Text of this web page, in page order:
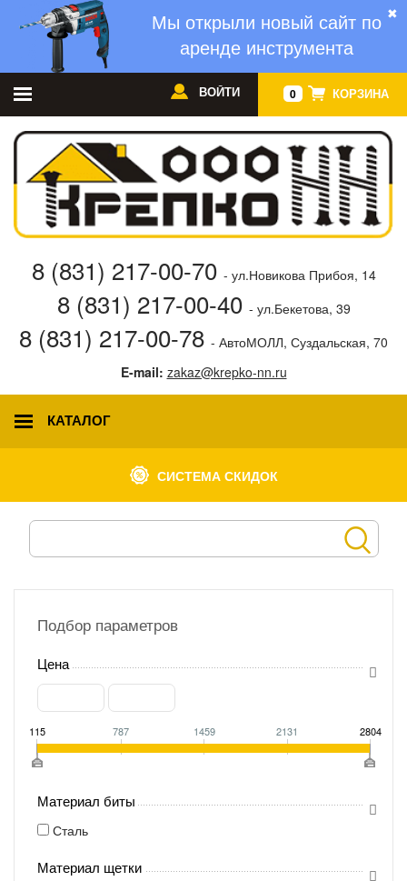
✖
Мы открыли новый сайт по
аренде инструмента
0 КОРЗИНА
ВОЙТИ
8 (831) 217-00-70 - ул.Новикова Прибоя, 14
8 (831) 217-00-40 - ул.Бекетова, 39
8 (831) 217-00-78 - АвтоМОЛЛ, Суздальская, 70
E-mail: zakaz@krepko-nn.ru
КАТАЛОГ
СИСТЕМА СКИДОК
Подбор параметров
Цена
115 787 1459 2131 2804
Материал биты
Сталь
Материал щетки